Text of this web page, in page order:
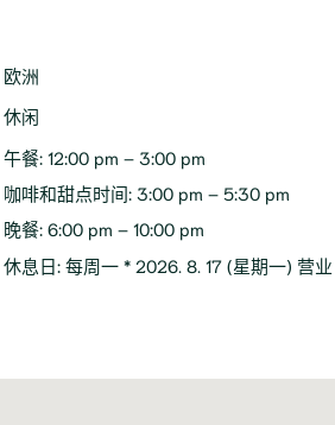
欧洲
休闲
午餐: 12:00 pm – 3:00 pm
咖啡和甜点时间: 3:00 pm – 5:30 pm
晚餐: 6:00 pm – 10:00 pm
休息日: 每周一 * 2026. 8. 17 (星期一) 营业